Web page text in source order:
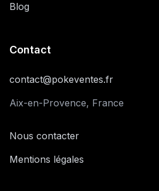
Blog
Contact
contact@pokeventes.fr
Aix-en-Provence, France
Nous contacter
Mentions légales